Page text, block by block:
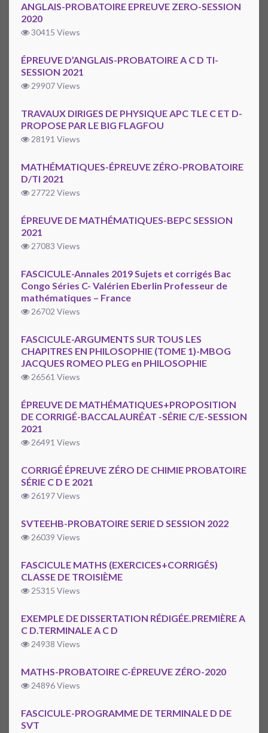
ANGLAIS-PROBATOIRE EPREUVE ZERO-SESSION
2020
30415 Views
ÉPREUVE D’ANGLAIS-PROBATOIRE A C D TI-
SESSION 2021
29907 Views
TRAVAUX DIRIGES DE PHYSIQUE APC TLE C ET D-
PROPOSE PAR LE BIG FLAGFOU
28191 Views
MATHÉMATIQUES-ÉPREUVE ZÉRO-PROBATOIRE
D/TI 2021
27722 Views
ÉPREUVE DE MATHÉMATIQUES-BEPC SESSION
2021
27083 Views
FASCICULE-Annales 2019 Sujets et corrigés Bac
Congo Séries C- Valérien Eberlin Professeur de
mathématiques – France
26702 Views
FASCICULE-ARGUMENTS SUR TOUS LES
CHAPITRES EN PHILOSOPHIE (TOME 1)-MBOG
JACQUES ROMEO PLEG en PHILOSOPHIE
26561 Views
ÉPREUVE DE MATHÉMATIQUES+PROPOSITION
DE CORRIGÉ-BACCALAURÉAT -SÉRIE C/E-SESSION
2021
26491 Views
CORRIGÉ ÉPREUVE ZÉRO DE CHIMIE PROBATOIRE
SÉRIE C D E 2021
26197 Views
SVTEEHB-PROBATOIRE SERIE D SESSION 2022
26039 Views
FASCICULE MATHS (EXERCICES+CORRIGÉS)
CLASSE DE TROISIÈME
25315 Views
EXEMPLE DE DISSERTATION RÉDIGÉE.PREMIÈRE A
C D.TERMINALE A C D
24938 Views
MATHS-PROBATOIRE C-ÉPREUVE ZÉRO-2020
24896 Views
FASCICULE-PROGRAMME DE TERMINALE D DE
SVT